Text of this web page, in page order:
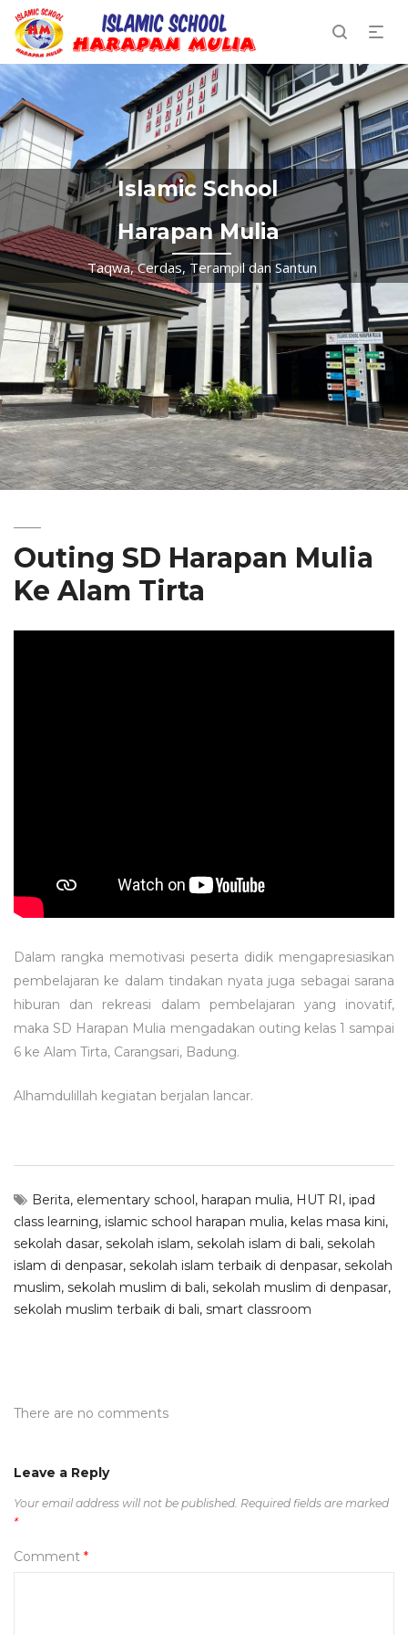
Outing SD Harapan Mulia
Ke Alam Tirta
Dalam rangka memotivasi peserta didik mengapresiasikan
pembelajaran ke dalam tindakan nyata juga sebagai sarana
hiburan dan rekreasi dalam pembelajaran yang inovatif,
maka SD Harapan Mulia mengadakan outing kelas 1 sampai
6 ke Alam Tirta, Carangsari, Badung.
Alhamdulillah kegiatan berjalan lancar.
Berita, elementary school, harapan mulia, HUT RI, ipad
class learning, islamic school harapan mulia, kelas masa kini,
sekolah dasar, sekolah islam, sekolah islam di bali, sekolah
islam di denpasar, sekolah islam terbaik di denpasar, sekolah
muslim, sekolah muslim di bali, sekolah muslim di denpasar,
sekolah muslim terbaik di bali, smart classroom
There are no comments
Leave a Reply
Your email address will not be published. Required fields are marked
*
Comment *